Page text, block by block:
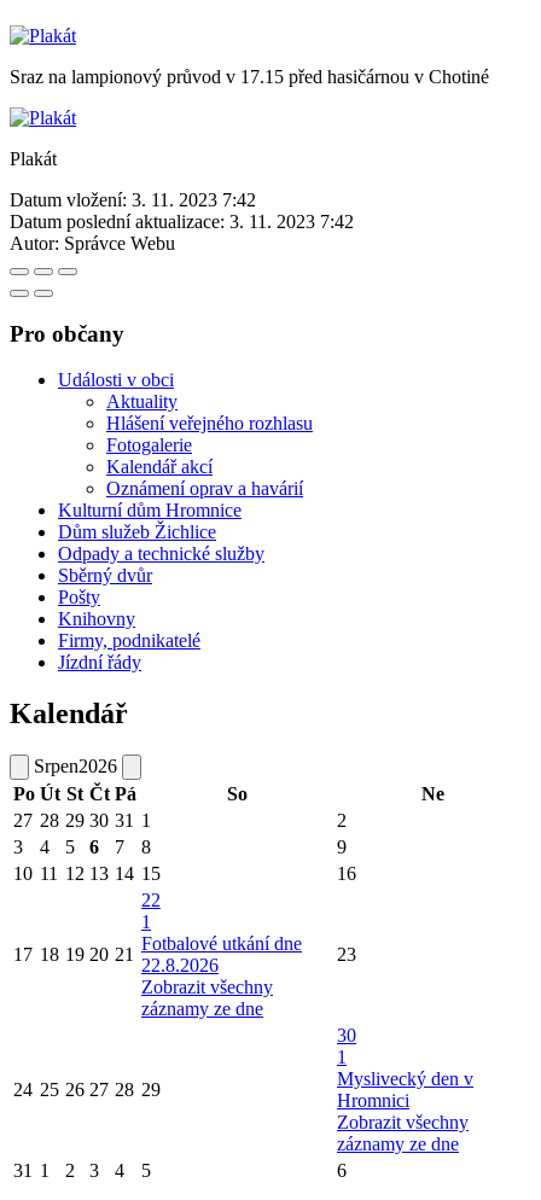
Sraz na lampionový průvod v 17.15 před hasičárnou v Chotiné
Plakát
Datum vložení: 3. 11. 2023 7:42
Datum poslední aktualizace: 3. 11. 2023 7:42
Autor: Správce Webu
Pro občany
Události v obci
Aktuality
Hlášení veřejného rozhlasu
Fotogalerie
Kalendář akcí
Oznámení oprav a havárií
Kulturní dům Hromnice
Dům služeb Žichlice
Odpady a technické služby
Sběrný dvůr
Pošty
Knihovny
Firmy, podnikatelé
Jízdní řády
Kalendář
Srpen2026
Po Út St Čt Pá So
Ne
27 28 29 30 31 1
2
3
4 5 6 7 8
9
10 11 12 13 14 15 16
17 18 19 20 21
22
1
Fotbalové utkání dne
22.8.2026
Zobrazit všechny
záznamy ze dne
23
24 25 26 27 28 29
30
1
Myslivecký den v
Hromnici
Zobrazit všechny
záznamy ze dne
31 1 2 3 4 5 6